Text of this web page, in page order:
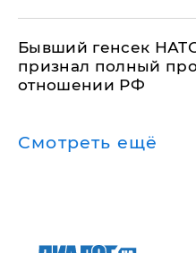
Бывший генсек
признал полный
отношении РФ
Смотреть ещё